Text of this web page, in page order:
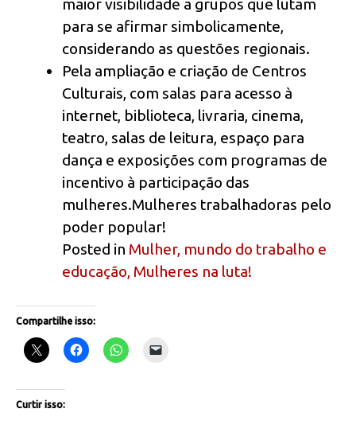
maior visibilidade a grupos que lutam
para se afirmar simbolicamente,
considerando as questões regionais.
Pela ampliação e criação de Centros
Culturais, com salas para acesso à
internet, biblioteca, livraria, cinema,
teatro, salas de leitura, espaço para
dança e exposições com programas de
incentivo à participação das
mulheres.Mulheres trabalhadoras pelo
poder popular!
Posted in Mulher, mundo do trabalho e
educação, Mulheres na luta!
Compartilhe isso:
Curtir isso: